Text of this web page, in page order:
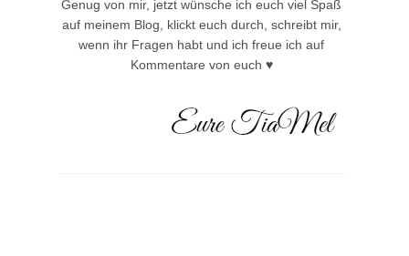
Genug von mir, jetzt wünsche ich euch viel Spaß
auf meinem Blog, klickt euch durch, schreibt mir,
wenn ihr Fragen habt und ich freue ich auf
Kommentare von euch ♥